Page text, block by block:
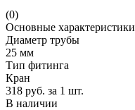
(0)
Основные характеристики
Диаметр трубы
25 мм
Тип фитинга
Кран
318 руб. за 1 шт.
В наличии